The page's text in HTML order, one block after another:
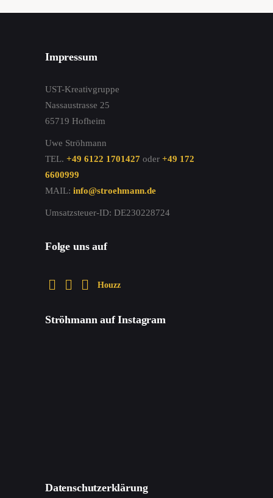
Impressum
UST-Kreativgruppe
Nassaustrasse 25
65719 Hofheim
Uwe Ströhmann
TEL. +49 6122 1701427 oder +49 172
6600999
MAIL: info@stroehmann.de
Umsatzsteuer-ID: DE230228724
Folge uns auf
Houzz
Ströhmann auf Instagram
Datenschutzerklärung